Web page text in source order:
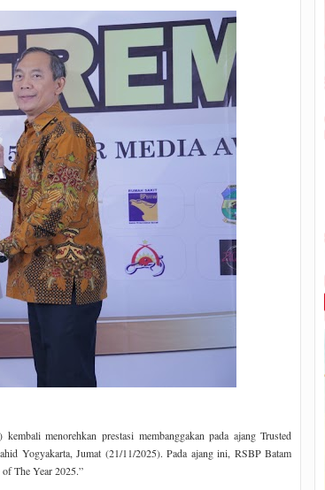
menorehkan prestasi membanggakan pada ajang Trusted
Yogyakarta, Jumat (21/11/2025). Pada ajang ini, RSBP Batam
The Year 2025.”